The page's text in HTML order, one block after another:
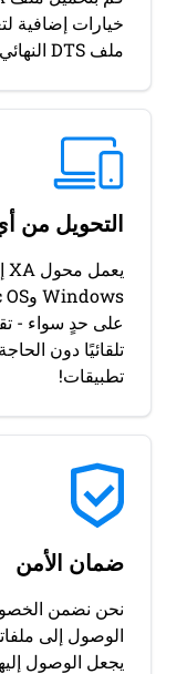
خيارات إضافية
ملف DTS النهائي بعد اكتمال المعالجة.
التحويل من
على حدٍ سواء -
تلقائيًا دون
تطبيقات!
ضمان الأمن
الوصول إلى
يجعل الوصول